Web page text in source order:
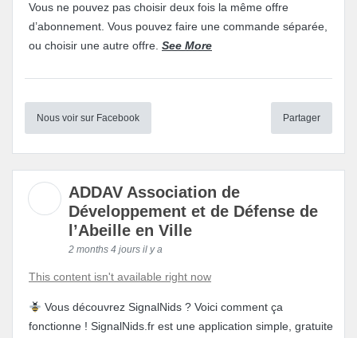
Vous ne pouvez pas choisir deux fois la même offre
d’abonnement. Vous pouvez faire une commande séparée,
ou choisir une autre offre. See More
Nous voir sur Facebook Partager
ADDAV Association de
Développement et de Défense de
l’Abeille en Ville
2 months 4 jours il y a
This content isn't available right now
Vous découvrez SignalNids ? Voici comment ça
fonctionne ! SignalNids.fr est une application simple, gratuite